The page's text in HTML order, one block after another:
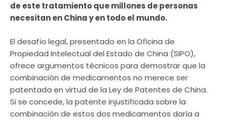
de este tratamiento que millones de personas
necesitan en China y en todo el mundo.
El desafío legal, presentado en la Oficina de
Propiedad Intelectual del Estado de China (SIPO),
ofrece argumentos técnicos para demostrar que la
combinación de medicamentos no merece ser
patentada en virtud de la Ley de Patentes de China.
Si se concede, la patente injustificada sobre la
combinación de estos dos medicamentos daría a